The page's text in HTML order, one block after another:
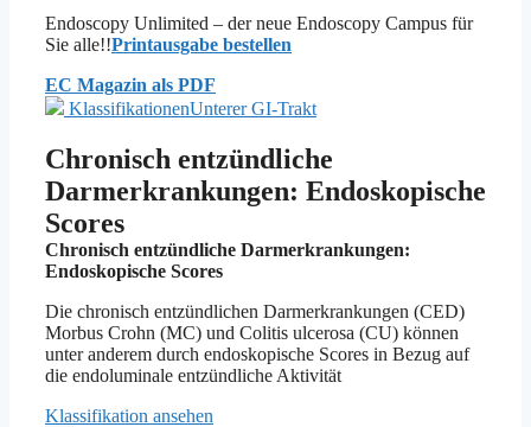
Endoscopy Unlimited – der neue Endoscopy Campus für
Sie alle!!Printausgabe bestellen
EC Magazin als PDF
KlassifikationenUnterer GI-Trakt
Chronisch entzündliche
Darmerkrankungen: Endoskopische
Scores
Chronisch entzündliche Darmerkrankungen:
Endoskopische Scores
Die chronisch entzündlichen Darmerkrankungen (CED)
Morbus Crohn (MC) und Colitis ulcerosa (CU) können
unter anderem durch endoskopische Scores in Bezug auf
die endoluminale entzündliche Aktivität
Klassifikation ansehen